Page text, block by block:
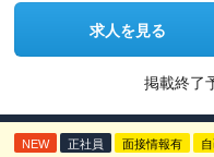
求人を見る
掲載終了
NEW 正社員 面接情報有